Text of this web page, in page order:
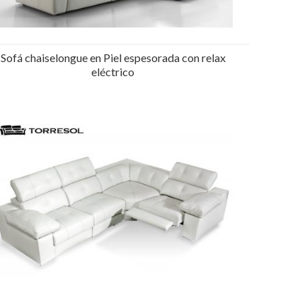
Ref.: 19526
Sofá chaiselongue en Piel espesorada con relax
eléctrico